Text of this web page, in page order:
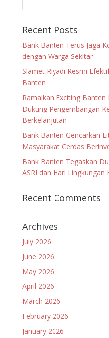
Recent Posts
Bank Banten Terus Jaga
dengan Warga Sekitar
Slamet Riyadi Resmi
Banten
Ramaikan Exciting
Dukung Pengembangan
Berkelanjutan
Bank Banten Gencarkan
Masyarakat Cerdas
Bank Banten Tegaskan
ASRI dan Hari Lingkungan
Recent Comments
Archives
July 2026
June 2026
May 2026
April 2026
March 2026
February 2026
January 2026